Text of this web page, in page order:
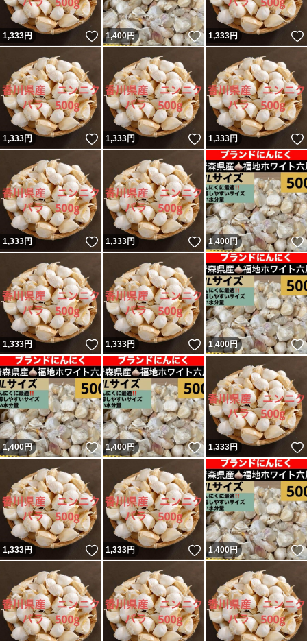
1,333円 いいね！
1,400円 いいね！
1,333円
1,333円 いいね！
1,333円 いいね！
1,333円
1,333円 いいね！
1,333円 いいね！
1,400円
1,333円 いいね！
1,333円 いいね！
1,400円
1,400円 いいね！
1,400円 いいね！
1,333円
1,333円 いいね！
1,333円 いいね！
1,400円